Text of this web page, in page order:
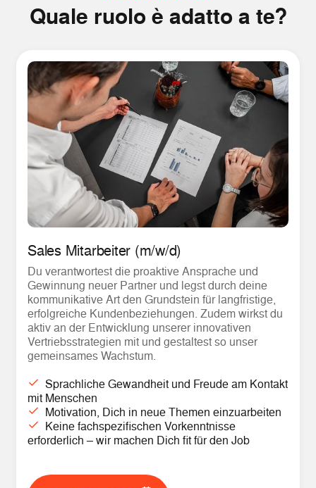
Quale ruolo è adatto a te?
Sales Mitarbeiter (m/w/d)
Du verantwortest die proaktive Ansprache und
Gewinnung neuer Partner und legst durch deine
kommunikative Art den Grundstein für langfristige,
erfolgreiche Kundenbeziehungen. Zudem wirkst du
aktiv an der Entwicklung unserer innovativen
Vertriebsstrategien mit und gestaltest so unser
gemeinsames Wachstum.
Sprachliche Gewandheit und Freude am Kontakt
mit Menschen
Motivation, Dich in neue Themen einzuarbeiten
Keine fachspezifischen Vorkenntnisse
erforderlich – wir machen Dich fit für den Job